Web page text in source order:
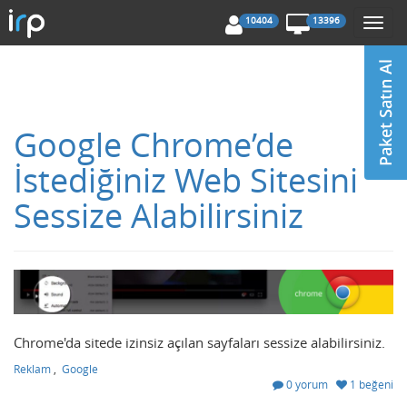
10404 13396
Google Chrome’de
İstediğiniz Web Sitesini
Sessize Alabilirsiniz
Chrome'da sitede izinsiz açılan sayfaları sessize alabilirsiniz.
Reklam
Google
0 yorum
1 beğeni